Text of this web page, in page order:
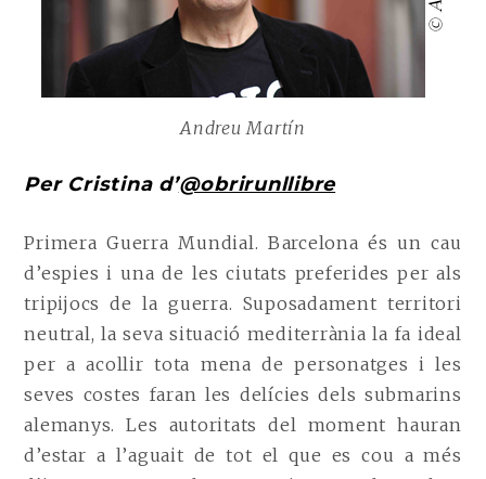
Andreu Martín
Per Cristina d’@obrirunllibre
Primera Guerra Mundial. Barcelona és un cau
d’espies i una de les ciutats preferides per als
tripijocs de la guerra. Suposadament territori
neutral, la seva situació mediterrània la fa ideal
per a acollir tota mena de personatges i les
seves costes faran les delícies dels submarins
alemanys. Les autoritats del moment hauran
d’estar a l’aguait de tot el que es cou a més